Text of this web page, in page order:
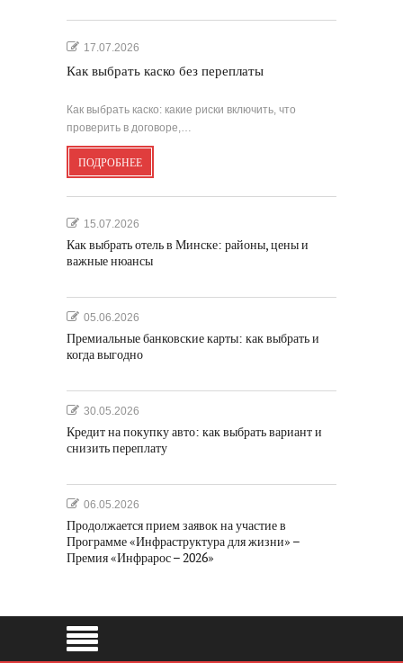
17.07.2026
Как выбрать каско без переплаты
Как выбрать каско: какие риски включить, что
проверить в договоре,…
ПОДРОБНЕЕ
15.07.2026
Как выбрать отель в Минске: районы, цены и
важные нюансы
05.06.2026
Премиальные банковские карты: как выбрать и
когда выгодно
30.05.2026
Кредит на покупку авто: как выбрать вариант и
снизить переплату
06.05.2026
Продолжается прием заявок на участие в
Программе «Инфраструктура для жизни» –
Премия «Инфрарос – 2026»